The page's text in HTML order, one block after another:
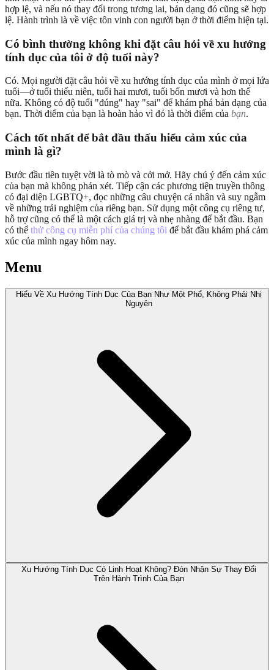
hợp lệ, và nếu nó thay đổi trong tương lai, bản dạng đó cũng sẽ hợp
lệ. Hành trình là về việc tôn vinh con người bạn ở thời điểm hiện tại.
Có bình thường không khi đặt câu hỏi về xu hướng
tính dục của tôi ở độ tuổi này?
Có. Mọi người đặt câu hỏi về xu hướng tính dục của mình ở mọi lứa
tuổi—ở tuổi thiếu niên, tuổi hai mươi, tuổi bốn mươi và hơn thế
nữa. Không có độ tuổi "đúng" hay "sai" để khám phá bản dạng của
bạn. Thời điểm của bạn là hoàn hảo vì đó là thời điểm của bạn.
Cách tốt nhất để bắt đầu thấu hiểu cảm xúc của
mình là gì?
Bước đầu tiên tuyệt vời là tò mò và cởi mở. Hãy chú ý đến cảm xúc
của bạn mà không phán xét. Tiếp cận các phương tiện truyền thông
có đại diện LGBTQ+, đọc những câu chuyện cá nhân và suy ngẫm
về những trải nghiệm của riêng bạn. Sử dụng một công cụ riêng tư,
hỗ trợ cũng có thể là một cách giá trị và nhẹ nhàng để bắt đầu. Bạn
có thể thử công cụ miễn phí của chúng tôi để bắt đầu khám phá cảm
xúc của mình ngay hôm nay.
Menu
Hiểu Về Xu Hướng Tính Dục Của Bạn Như Một Phổ, Không Phải Nhị
Nguyên
Xu Hướng Tính Dục Có Linh Hoạt Không? Đón Nhận Sự Thay Đổi
Trên Hành Trình Của Bạn